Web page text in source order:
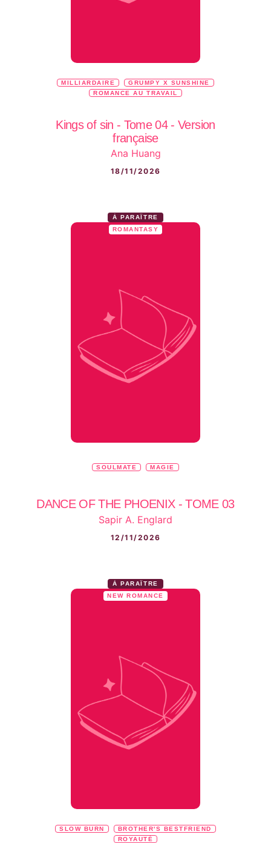
MILLIARDAIRE
GRUMPY X SUNSHINE
ROMANCE AU TRAVAIL
Kings of sin - Tome 04 - Version
française
Ana Huang
18/11/2026
À PARAÎTRE
ROMANTASY
SOULMATE MAGIE
DANCE OF THE PHOENIX - TOME 03
Sapir A. Englard
12/11/2026
À PARAÎTRE
NEW ROMANCE
SLOW BURN
BROTHER'S BESTFRIEND
ROYAUTÉ